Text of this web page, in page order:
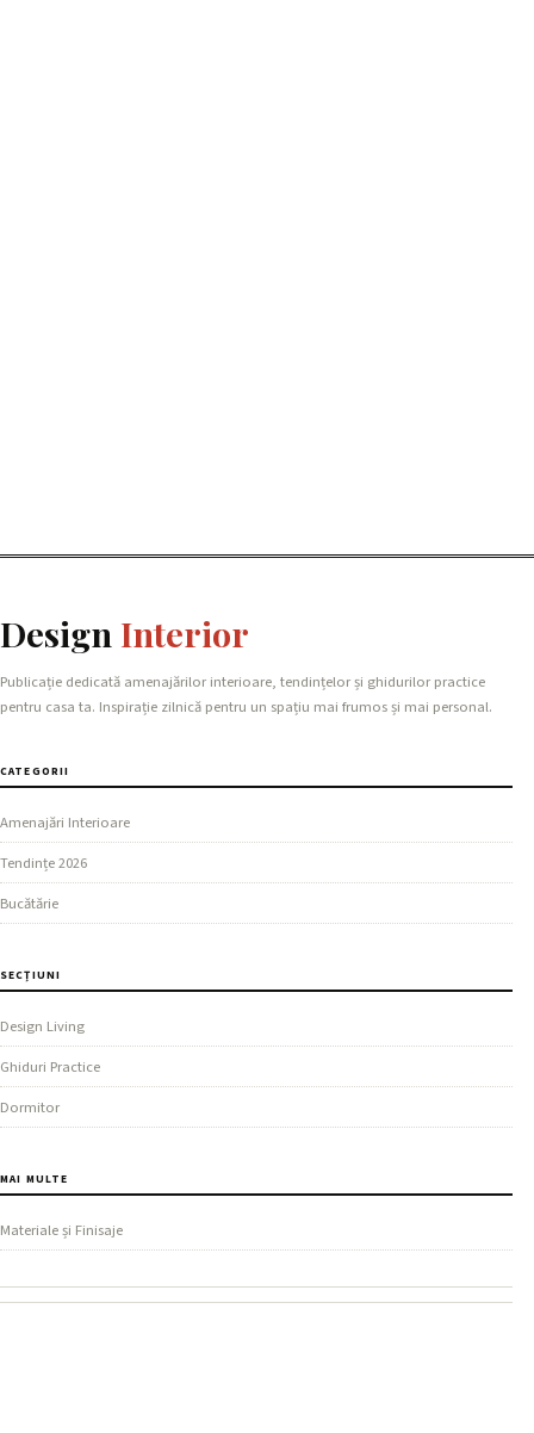
Design Interior
Publicație dedicată amenajărilor interioare, tendințelor și ghidurilor practice
pentru casa ta. Inspirație zilnică pentru un spațiu mai frumos și mai personal.
CATEGORII
Amenajări Interioare
Tendințe 2026
Bucătărie
SECȚIUNI
Design Living
Ghiduri Practice
Dormitor
MAI MULTE
Materiale și Finisaje